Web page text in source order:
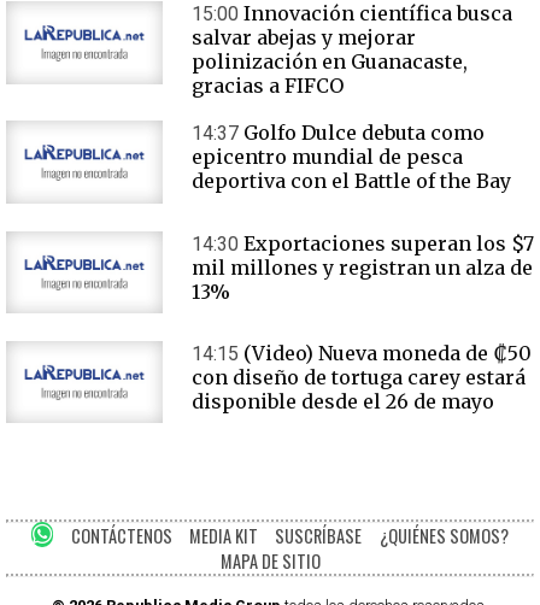
15:00 Innovación científica busca
salvar abejas y mejorar
polinización en Guanacaste,
gracias a FIFCO
14:37 Golfo Dulce debuta como
epicentro mundial de pesca
deportiva con el Battle of the Bay
14:30 Exportaciones superan los $7
mil millones y registran un alza de
13%
14:15 (Video) Nueva moneda de ₡50
con diseño de tortuga carey estará
disponible desde el 26 de mayo
CONTÁCTENOS MEDIA KIT SUSCRÍBASE
¿QUIÉNES SOMOS?
MAPA DE SITIO